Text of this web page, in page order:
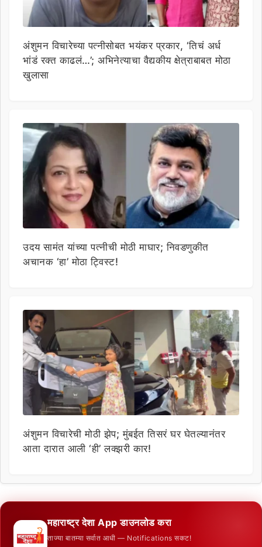
अंशुमन विचारेच्या पत्नीसोबत भयंकर प्रकार, ‘तिचं अर्ध
भांडं रक्त काढलं…’; अभिनेत्याचा वैद्यकीय क्षेत्राबाबत मोठा
खुलासा
उदय सामंत यांच्या पत्नीची मोठी माघार; निवडणुकीत
अचानक ‘हा’ मोठा ट्विस्ट!
अंशुमन विचारेची मोठी झेप; मुंबईत तिसरं घर घेतल्यानंतर
आता दारात आली ‘ही’ लक्झरी कार!
महाराष्ट्र देशा App डाउनलोड करा
ताज्या बातम्या सर्वात आधी — Notifications सकट!